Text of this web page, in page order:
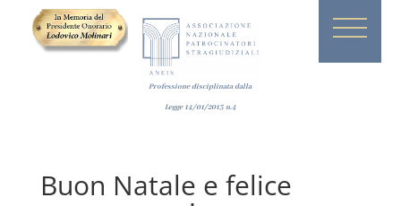
Professione disciplinata dalla
Legge14/01/2013n.4
Buon Natale e felice